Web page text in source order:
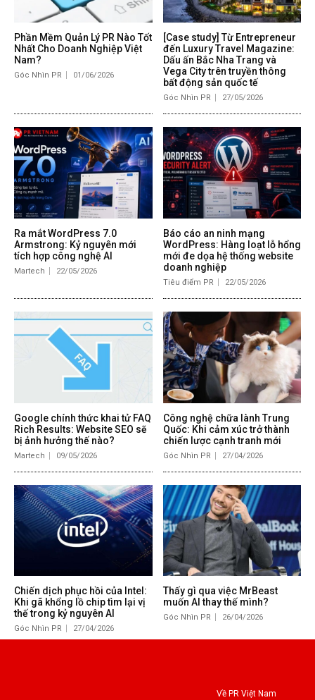
Phần Mềm Quản Lý PR Nào Tốt
Nhất Cho Doanh Nghiệp Việt
Nam?
Góc Nhìn PR 01/06/2026
[Case study] Từ Entrepreneur
đến Luxury Travel Magazine:
Dấu ấn Bắc Nha Trang và
Vega City trên truyền thông
bất động sản quốc tế
Góc Nhìn PR 27/05/2026
Ra mắt WordPress 7.0
Armstrong: Kỷ nguyên mới
tích hợp công nghệ AI
Martech 22/05/2026
Báo cáo an ninh mạng
WordPress: Hàng loạt lỗ hổng
mới đe dọa hệ thống website
doanh nghiệp
Tiêu điểm PR 22/05/2026
Google chính thức khai tử FAQ
Rich Results: Website SEO sẽ
bị ảnh hưởng thế nào?
Martech 09/05/2026
Công nghệ chữa lành Trung
Quốc: Khi cảm xúc trở thành
chiến lược cạnh tranh mới
Góc Nhìn PR 27/04/2026
Chiến dịch phục hồi của Intel:
Khi gã khổng lồ chip tìm lại vị
thế trong kỷ nguyên AI
Góc Nhìn PR 27/04/2026
Thấy gì qua việc MrBeast
muốn AI thay thế mình?
Góc Nhìn PR 26/04/2026
Về PR Việt Nam